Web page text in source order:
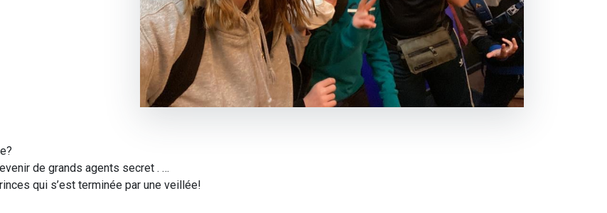
de grands agents secret . …
qui s’est terminée par une veillée!